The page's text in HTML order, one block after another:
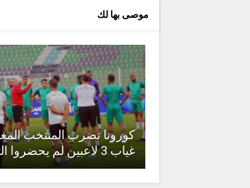
موصى بها لك
كورونا تضرب المنتخب
غياب 3 لاعبين لم يحضروا التداريب